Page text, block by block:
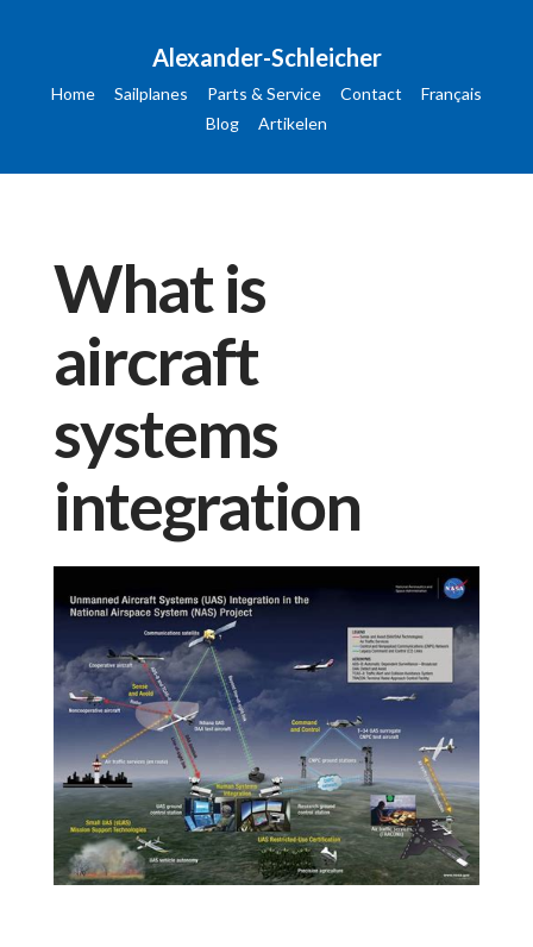
Alexander-Schleicher
Home Sailplanes Parts & Service Contact
Français
Blog
Artikelen
What is
aircraft
systems
integration